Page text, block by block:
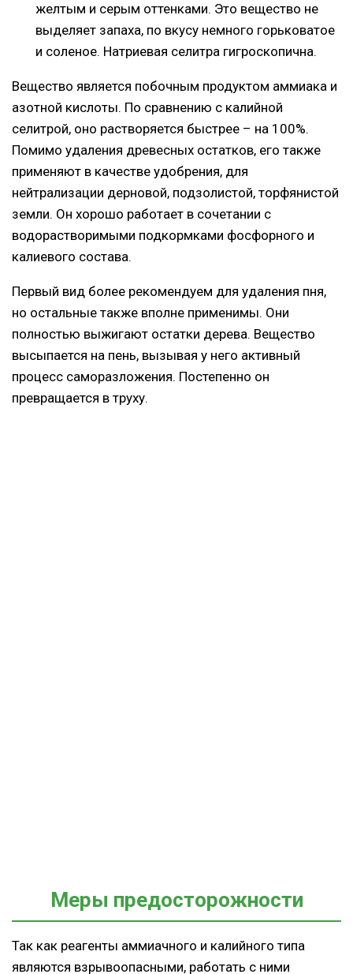
желтым и серым оттенками. Это вещество не
выделяет запаха, по вкусу немного горьковатое
и соленое. Натриевая селитра гигроскопична.
Вещество является побочным продуктом аммиака и
азотной кислоты. По сравнению с калийной
селитрой, оно растворяется быстрее – на 100%.
Помимо удаления древесных остатков, его также
применяют в качестве удобрения, для
нейтрализации дерновой, подзолистой, торфянистой
земли. Он хорошо работает в сочетании с
водорастворимыми подкормками фосфорного и
калиевого состава.
Первый вид более рекомендуем для удаления пня,
но остальные также вполне применимы. Они
полностью выжигают остатки дерева. Вещество
высыпается на пень, вызывая у него активный
процесс саморазложения. Постепенно он
превращается в труху.
Меры предосторожности
Так как реагенты аммиачного и калийного типа
являются взрывоопасными, работать с ними